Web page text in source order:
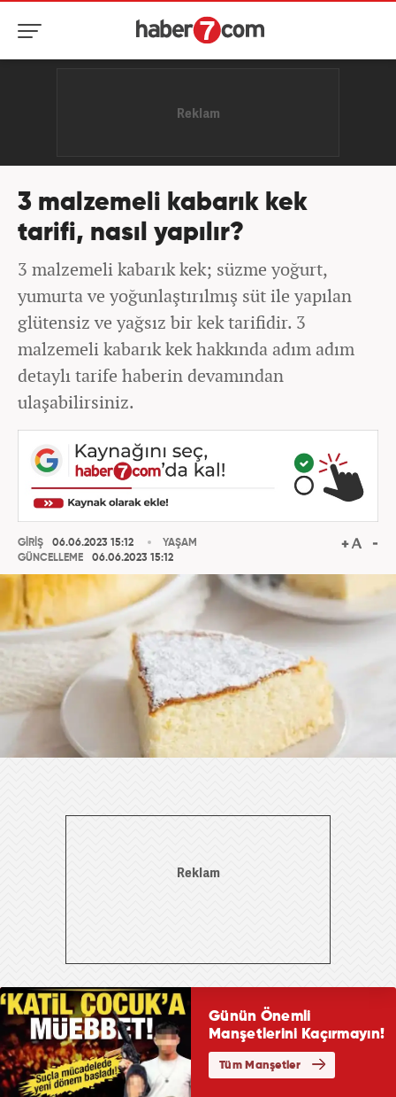
3 malzemeli kabarık kek
tarifi, nasıl yapılır?
3 malzemeli kabarık kek; süzme yoğurt,
yumurta ve yoğunlaştırılmış süt ile yapılan
glütensiz ve yağsız bir kek tarifidir. 3
malzemeli kabarık kek hakkında adım adım
detaylı tarife haberin devamından
ulaşabilirsiniz.
GİRİŞ
06.06.2023 15:12
GÜNCELLEME
06.06.2023 15:12
YAŞAM